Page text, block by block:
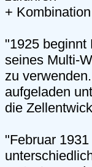
+
"1925 beginnt
seines Multi-
zu
aufgeladen
die
"Februar